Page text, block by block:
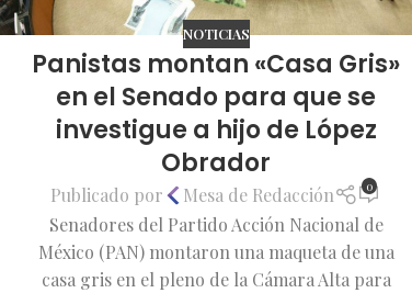
NOTICIAS
Panistas montan «Casa Gris»
en el Senado para que se
investigue a hijo de López
Obrador
Publicado por Mesa de Redacción 0
Senadores del Partido Acción Nacional de
México (PAN) montaron una maqueta de una
casa gris en el pleno de la Cámara Alta para